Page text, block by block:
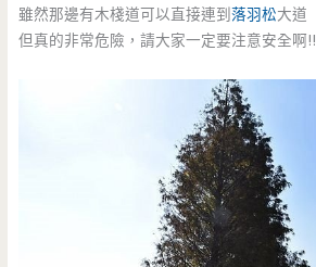
雖然那邊有木棧道可以直接連到落羽松大道
但真的非常危險，請大家一定要注意安全啊!!